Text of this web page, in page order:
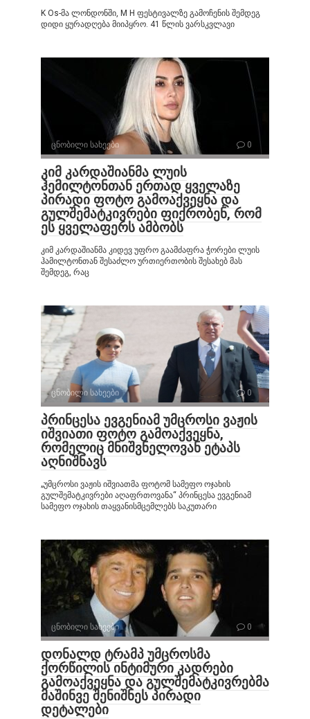
K Os-მა ლონდონში, M H ფესტივალზე გამოჩენის შემდეგ
დიდი ყურადღება მიიპყრო. 41 წლის ვარსკვლავი
ცნობილი სახეები 0
კიმ კარდაშიანმა ლუის
ჰემილტონთან ერთად ყველაზე
პირადი ფოტო გამოაქვეყნა და
გულშემატკივრები ფიქრობენ, რომ
ეს ყველაფერს ამბობს
კიმ კარდაშიანმა კიდევ უფრო გაამძაფრა ჭორები ლუის
ჰამილტონთან შესაძლო ურთიერთობის შესახებ მას
შემდეგ, რაც
ცნობილი სახეები 0
პრინცესა ევგენიამ უმცროსი ვაჟის
იშვიათი ფოტო გამოაქვეყნა,
რომელიც მნიშვნელოვან ეტაპს
აღნიშნავს
„უმცროსი ვაჟის იშვიათმა ფოტომ სამეფო ოჯახის
გულშემატკივრები აღაფრთოვანა“ პრინცესა ევგენიამ
სამეფო ოჯახის თაყვანისმცემლებს საკუთარი
ცნობილი სახეები 0
დონალდ ტრამპ უმცროსმა
ქორწილის ინტიმური კადრები
გამოაქვეყნა და გულშემატკივრებმა
მაშინვე შენიშნეს პირადი
დეტალები